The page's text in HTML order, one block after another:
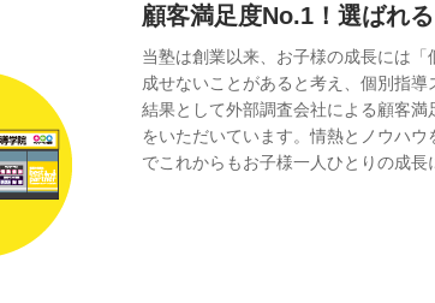
顧客満足度No.1！選ばれ
当塾は創業以来、お子様の成長には
成せないことがあると考え、個別指導
結果として外部調査会社による顧客
をいただいています。情熱とノウハ
でこれからもお子様一人ひとりの成長